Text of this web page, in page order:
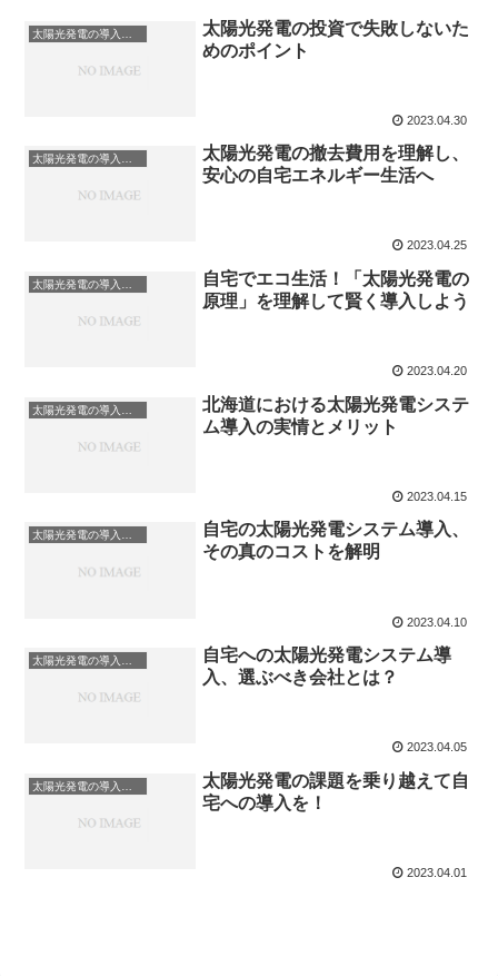
太陽光発電の投資で失敗しないた
めのポイント
2023.04.30
太陽光発電の導入について
太陽光発電の撤去費用を理解し、
安心の自宅エネルギー生活へ
2023.04.25
自宅でエコ生活！「太陽光発電の
原理」を理解して賢く導入しよう
2023.04.20
北海道における太陽光発電システ
ム導入の実情とメリット
2023.04.15
太陽光発電の導入について
自宅の太陽光発電システム導入、
その真のコストを解明
2023.04.10
自宅への太陽光発電システム導
入、選ぶべき会社とは？
2023.04.05
太陽光発電の課題を乗り越えて自
宅への導入を！
2023.04.01